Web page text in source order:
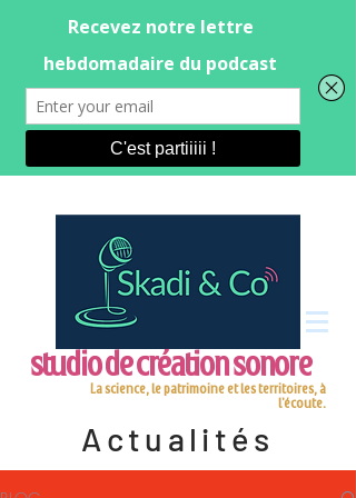
studio de création sonore
La science, le patrimoine et les territoires, à
l'écoute.
Actualités